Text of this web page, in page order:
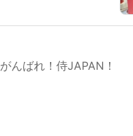
がんばれ！侍JAPAN！